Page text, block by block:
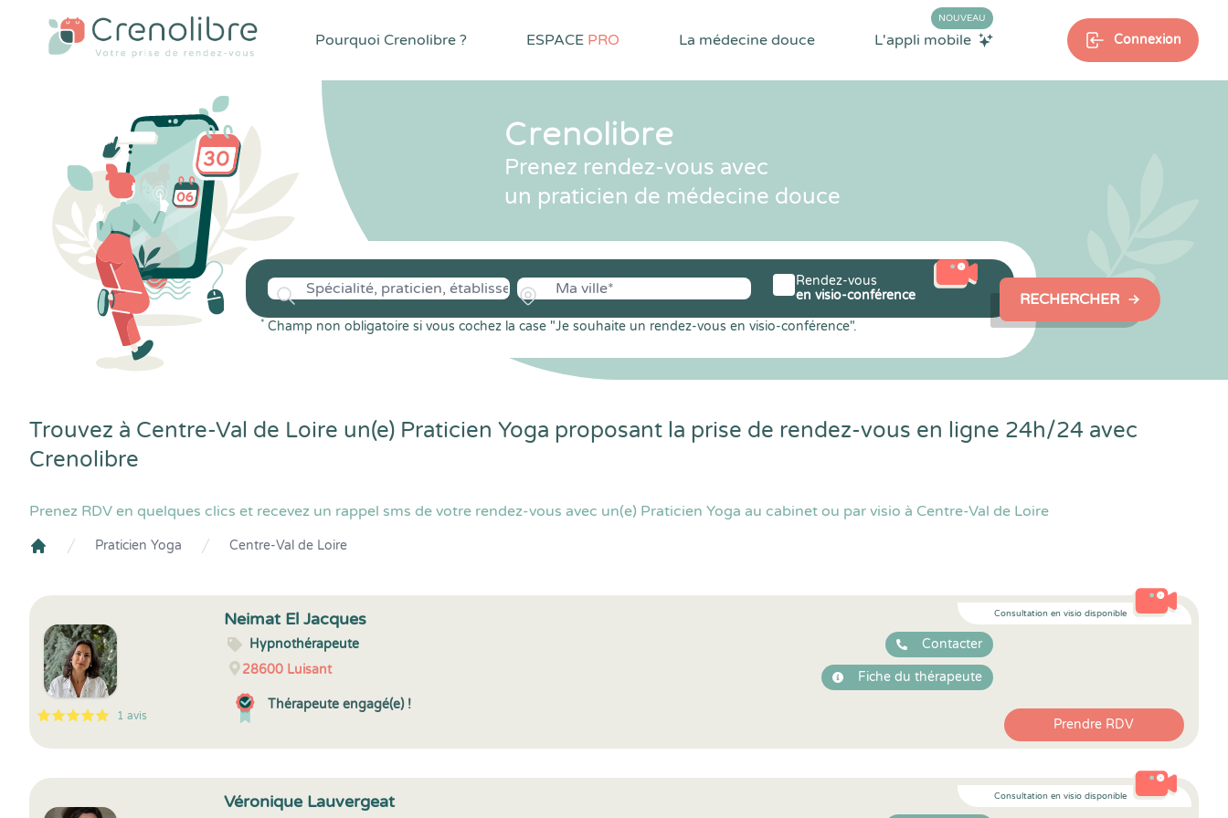
Pourquoi Crenolibre ? ESPACE PRO La médecine douce L'appli mobile
NOUVEAU
Connexion
Crenolibre
Prenez rendez-vous avec
un praticien de médecine douce
* Champ non obligatoire si vous cochez la case "Je souhaite un rendez-vous en visio-conférence".
Rendez-vous
en visio-conférence
RECHERCHER
Trouvez à Centre-Val de Loire un(e) Praticien Yoga proposant la prise de rendez-vous en ligne 24h/24 avec
Crenolibre
Prenez RDV en quelques clics et recevez un rappel sms de votre rendez-vous avec un(e) Praticien Yoga au cabinet ou par visio à Centre-Val de Loire
Praticien Yoga Centre-Val de Loire
Consultation en visio disponible
5
1
5
1 1 avis
Neimat El Jacques
Hypnothérapeute
28600 Luisant
Thérapeute engagé(e) !
Contacter
Fiche du thérapeute
Prendre RDV
Consultation en visio disponible
Véronique Lauvergeat